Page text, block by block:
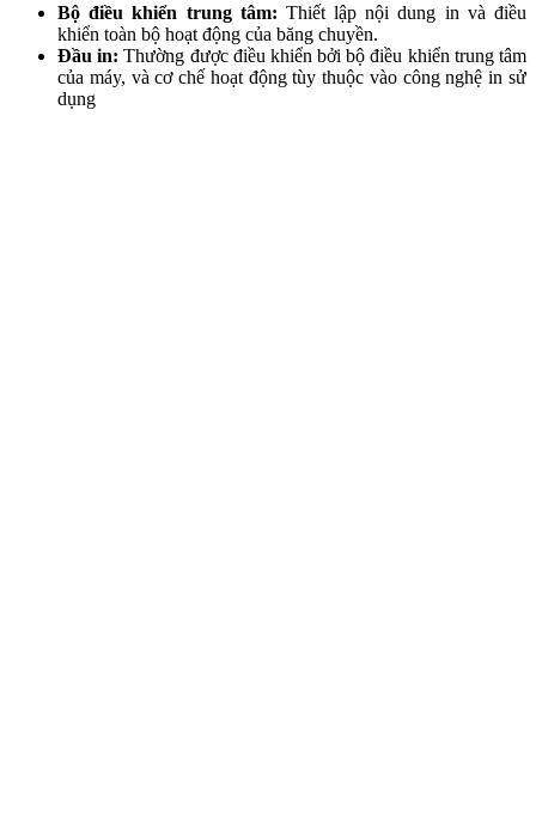
Bộ điều khiển trung tâm: Thiết lập nội dung in và điều
khiển toàn bộ hoạt động của băng chuyền.
Đầu in: Thường được điều khiển bởi bộ điều khiển trung tâm
của máy, và cơ chế hoạt động tùy thuộc vào công nghệ in sử
dụng